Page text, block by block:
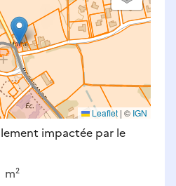
Leaflet | © IGN
aménagées par le projet
en compte : bâti, voirie,
et bassins — impacts
(travaux).
impactée par le
m²